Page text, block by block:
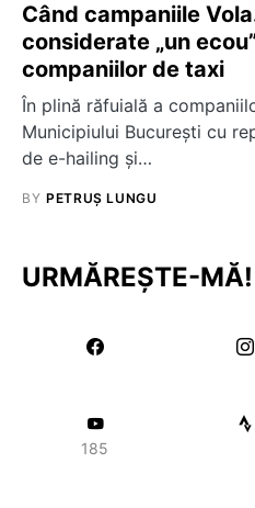
Când campaniile
considerate „un
companiilor de taxi
În plină răfuială a
Municipiului București cu
de e-hailing și…
BY PETRUȘ LUNGU
URMĂREȘTE-MĂ!
185